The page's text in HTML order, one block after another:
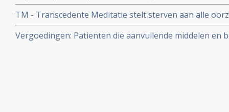
TM - Transcedente Meditatie stelt sterven aan alle
verhoogde bloeddruk met 23% in tijd, voor sterven
en sterven aan kanker werd met 49% aan tijd
Vergoedingen: Patienten die aanvullende middelen en